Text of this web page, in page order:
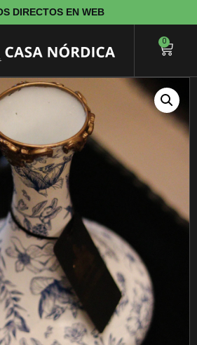
DIRECTOS EN WEB
0